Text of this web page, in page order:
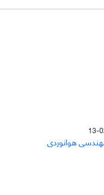
هوانوردی